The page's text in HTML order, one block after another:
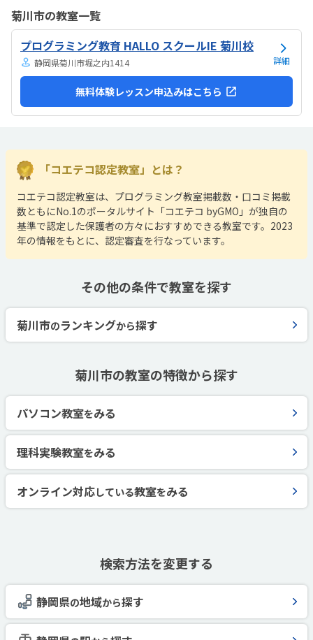
は路上駐車になります。駐輪スペースはあるので子供一人でも近い人
なら行けると思います。奥の方まで覗いたことはないので詳しくはわ
からないが、入り口や教室の内装は奇麗だと思います。気軽に入りや
すい感じがします。ひとそれぞれになってしまい...
菊川市の教室一覧
プログラミング教育 HALLO スクールIE 菊川校
静岡県菊川市堀之内1414 詳細
無料体験レッスン申込みはこちら
「コエテコ認定教室」とは？
コエテコ認定教室は、プログラミング教室掲載数・口コミ掲載
数ともにNo.1のポータルサイト「コエテコ byGMO」が独自の
基準で認定した保護者の方々におすすめできる教室です。2023
年の情報をもとに、認定審査を行なっています。
その他の条件で教室を探す
菊川市のランキングから探す
菊川市の教室の特徴から探す
パソコン教室をみる
理科実験教室をみる
オンライン対応している教室をみる
検索方法を変更する
静岡県の地域から探す